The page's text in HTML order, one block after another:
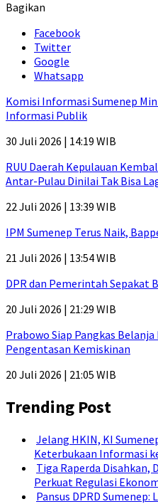
Bagikan
Facebook
Twitter
Google
Whatsapp
Komisi Informasi Sumenep
Informasi Publik
30 Juli 2026 | 14:19 WIB
RUU Daerah Kepulauan
Antar-Pulau Dinilai Tak Bisa
22 Juli 2026 | 13:39 WIB
IPM Sumenep Terus Naik,
21 Juli 2026 | 13:54 WIB
DPR dan Pemerintah Sepakat
20 Juli 2026 | 21:29 WIB
Prabowo Siap Pangkas
Pengentasan Kemiskinan
20 Juli 2026 | 21:05 WIB
Trending Post
Jelang HKIN, KI
Keterbukaan Informasi
Tiga Raperda Disahkan,
Perkuat Regulasi
Pansus DPRD